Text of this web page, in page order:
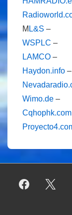
M L&S –
WSPLC –
LAMCO –
Haydon.info –
Wimo.de –
Cqhophk.com